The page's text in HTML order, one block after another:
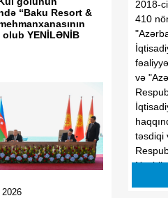
“Baku Resort &
olub YENİLƏNİB
2018-
410
və
təsdiqi
təmin